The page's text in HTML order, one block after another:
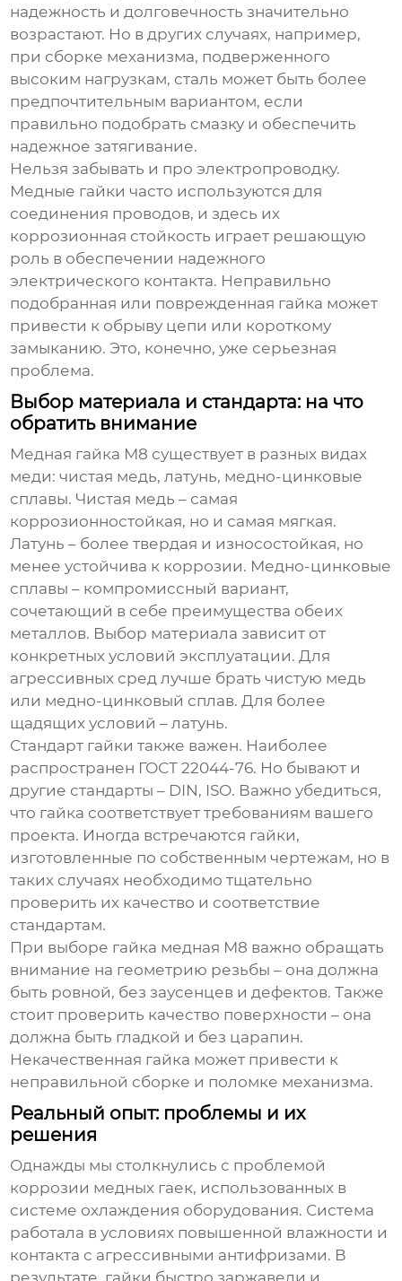
надежность и долговечность значительно
возрастают. Но в других случаях, например,
при сборке механизма, подверженного
высоким нагрузкам, сталь может быть более
предпочтительным вариантом, если
правильно подобрать смазку и обеспечить
надежное затягивание.
Нельзя забывать и про электропроводку.
Медные гайки часто используются для
соединения проводов, и здесь их
коррозионная стойкость играет решающую
роль в обеспечении надежного
электрического контакта. Неправильно
подобранная или поврежденная гайка может
привести к обрыву цепи или короткому
замыканию. Это, конечно, уже серьезная
проблема.
Выбор материала и стандарта: на что
обратить внимание
Медная гайка М8 существует в разных видах
меди: чистая медь, латунь, медно-цинковые
сплавы. Чистая медь – самая
коррозионностойкая, но и самая мягкая.
Латунь – более твердая и износостойкая, но
менее устойчива к коррозии. Медно-цинковые
сплавы – компромиссный вариант,
сочетающий в себе преимущества обеих
металлов. Выбор материала зависит от
конкретных условий эксплуатации. Для
агрессивных сред лучше брать чистую медь
или медно-цинковый сплав. Для более
щадящих условий – латунь.
Стандарт гайки также важен. Наиболее
распространен ГОСТ 22044-76. Но бывают и
другие стандарты – DIN, ISO. Важно убедиться,
что гайка соответствует требованиям вашего
проекта. Иногда встречаются гайки,
изготовленные по собственным чертежам, но в
таких случаях необходимо тщательно
проверить их качество и соответствие
стандартам.
При выборе гайка медная М8 важно обращать
внимание на геометрию резьбы – она должна
быть ровной, без заусенцев и дефектов. Также
стоит проверить качество поверхности – она
должна быть гладкой и без царапин.
Некачественная гайка может привести к
неправильной сборке и поломке механизма.
Реальный опыт: проблемы и их
решения
Однажды мы столкнулись с проблемой
коррозии медных гаек, использованных в
системе охлаждения оборудования. Система
работала в условиях повышенной влажности и
контакта с агрессивными антифризами. В
результате, гайки быстро заржавели и